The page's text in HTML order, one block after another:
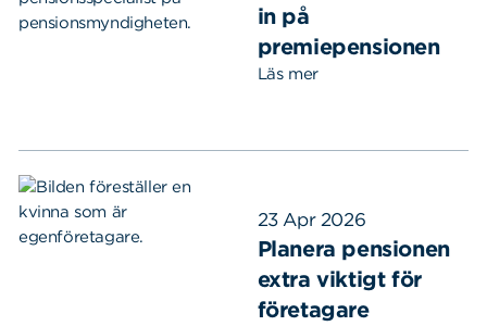
in på
premiepensionen
Läs mer
23 Apr 2026
Planera pensionen
extra viktigt för
företagare